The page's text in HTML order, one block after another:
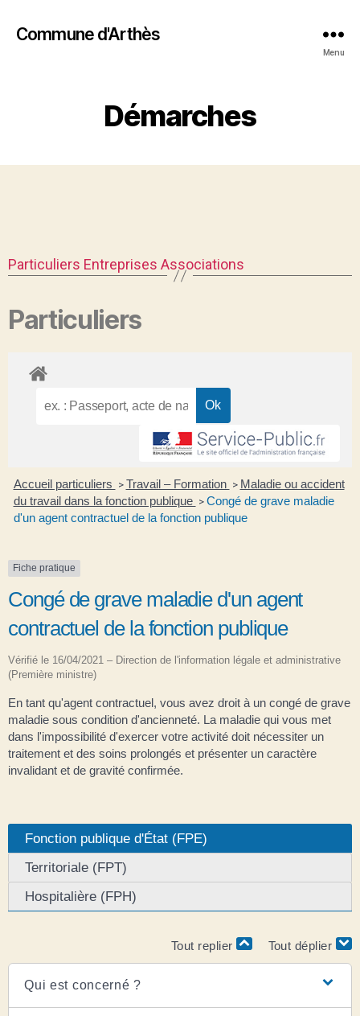
Commune d'Arthès
Menu
Démarches
Particuliers Entreprises Associations
Particuliers
Accueil particuliers > Travail – Formation > Maladie ou accident
du travail dans la fonction publique > Congé de grave maladie
d'un agent contractuel de la fonction publique
Fiche pratique
Congé de grave maladie d'un agent
contractuel de la fonction publique
Vérifié le 16/04/2021 – Direction de l'information légale et administrative
(Première ministre)
En tant qu'agent contractuel, vous avez droit à un congé de grave
maladie sous condition d'ancienneté. La maladie qui vous met
dans l'impossibilité d'exercer votre activité doit nécessiter un
traitement et des soins prolongés et présenter un caractère
invalidant et de gravité confirmée.
Fonction publique d'État (FPE)
Territoriale (FPT)
Hospitalière (FPH)
Tout replier Tout déplier
Qui est concerné ?